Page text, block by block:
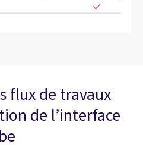
flux de travaux
de l’interface